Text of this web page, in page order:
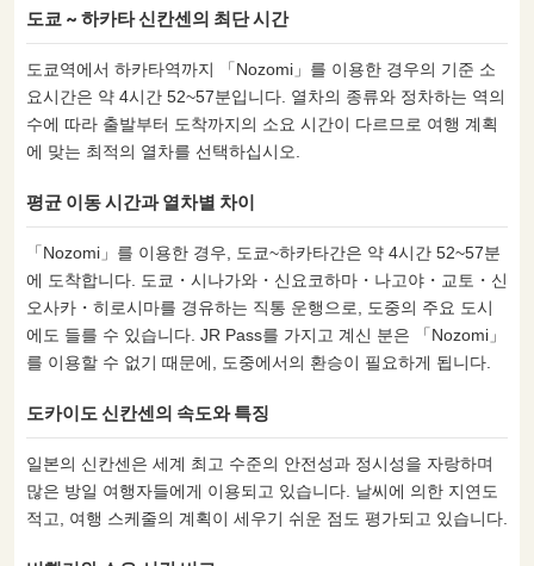
도쿄 ~ 하카타 신칸센의 최단 시간
도쿄역에서 하카타역까지 「Nozomi」를 이용한 경우의 기준 소
요시간은 약 4시간 52~57분입니다. 열차의 종류와 정차하는 역의
수에 따라 출발부터 도착까지의 소요 시간이 다르므로 여행 계획
에 맞는 최적의 열차를 선택하십시오.
평균 이동 시간과 열차별 차이
「Nozomi」를 이용한 경우, 도쿄~하카타간은 약 4시간 52~57분
에 도착합니다. 도쿄・시나가와・신요코하마・나고야・교토・신
오사카・히로시마를 경유하는 직통 운행으로, 도중의 주요 도시
에도 들를 수 있습니다. JR Pass를 가지고 계신 분은 「Nozomi」
를 이용할 수 없기 때문에, 도중에서의 환승이 필요하게 됩니다.
도카이도 신칸센의 속도와 특징
일본의 신칸센은 세계 최고 수준의 안전성과 정시성을 자랑하며
많은 방일 여행자들에게 이용되고 있습니다. 날씨에 의한 지연도
적고, 여행 스케줄의 계획이 세우기 쉬운 점도 평가되고 있습니다.